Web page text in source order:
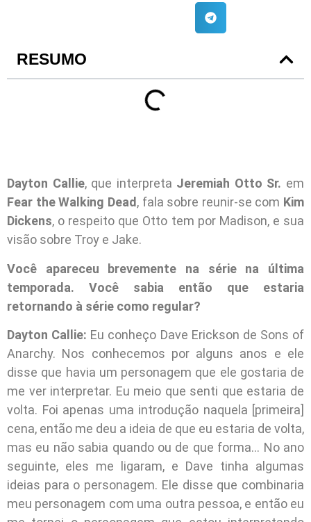
RESUMO
Dayton Callie, que interpreta Jeremiah Otto Sr. em
Fear the Walking Dead, fala sobre reunir-se com Kim
Dickens, o respeito que Otto tem por Madison, e sua
visão sobre Troy e Jake.
Você apareceu brevemente na série na última
temporada. Você sabia então que estaria
retornando à série como regular?
Dayton Callie: Eu conheço Dave Erickson de Sons of
Anarchy. Nos conhecemos por alguns anos e ele
disse que havia um personagem que ele gostaria de
me ver interpretar. Eu meio que senti que estaria de
volta. Foi apenas uma introdução naquela [primeira]
cena, então me deu a ideia de que eu estaria de volta,
mas eu não sabia quando ou de que forma… No ano
seguinte, eles me ligaram, e Dave tinha algumas
ideias para o personagem. Ele disse que combinaria
meu personagem com uma outra pessoa, e então eu